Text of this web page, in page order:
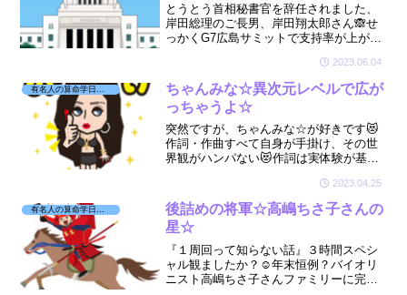
とうとう首相秘書官を辞任されました、
岸田総理のご長男、岸田翔太郎さん🙈せ
っかくG7広島サミットで支持率が上がっ
に、、、💣そんな岸田翔太郎さんが気に
なり、星を見させていただきました☆
2023.06.04
有名人の算命学日記☆
ちゃんみな☆異次元レベルで広が
っちゃうよ☆
突然ですが、ちゃんみな☆が好きです😻
作詞・作曲すべて自身が手掛け、その世
界観がハンパない😻作詞は実体験が基に
いた過去があり今がありました☆ご自分
の星を活かしていましたよ☆
2023.04.25
有名人の算命学日記☆
後詰めの将軍☆高嶋ちさ子さんの
星☆
『１周回って知らない話』３時間スペシ
ャル観ましたか？☺️年末恒例？バイオリ
ニスト高嶋ちさ子さんファミリーに完全